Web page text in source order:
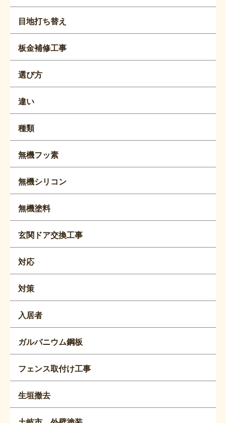
目地打ち替え
板金補修工事
選び方
違い
種類
無機フッ素
無機シリコン
無機塗料
玄関ドア交換工事
対応
対策
入居者
ガルバニウム鋼板
フェンス取付け工事
生垣撤去